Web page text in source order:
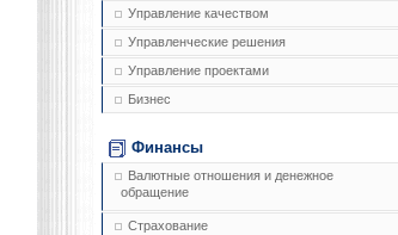
Управление качеством
Управленческие решения
Управление проектами
Бизнес
Финансы
Валютные отношения и денежное
обращение
Страхование